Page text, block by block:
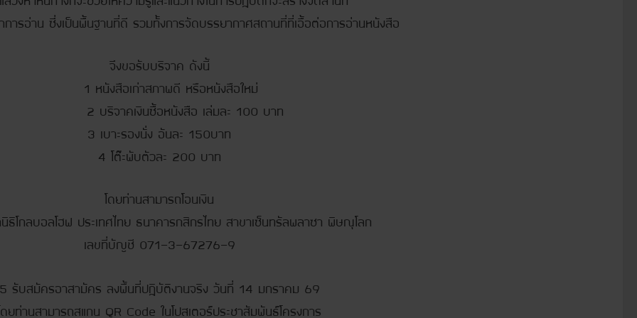
กการอ่าน ซึ่งเป็นพื้นฐานที่ดี รวมทั้งการจัดบรรยากาศสถานที่ที่เอื้อต่อการอ่านหนังสือ
จึงขอรับบริจาค ดังนี้
1 หนังสือเก่าสภาพดี หรือหนังสือใหม่
2 บริจาคเงินซื้อหนังสือ เล่มละ 100 บาท
3 เบาะรองนั่ง อันละ 150บาท
4 โต๊ะพับตัวละ 200 บาท
โดยท่านสามารถโอนเงิน
โกลบอลโฮฟ ประเทศไทย ธนาคารกสิกรไทย สาขาเซ็นทรัลพลาซา พิษณุโลก
เลขที่บัญชี 071–3-67276-9
5 รับสมัครอาสามัคร ลงพื้นที่ปฏิบัติงานจริง วันที่ 14 มกราคม 69
ดยท่านสามารถสแกน QR Code ในโปสเตอร์ประชาสัมพันธ์โครงการ